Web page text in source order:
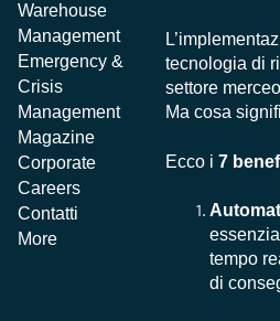
Warehouse
Management
Emergency &
Crisis
Management
Magazine
Corporate
Careers
Contatti
More
tecnologia di
settore
Ma cosa
Ecco i 7
tempo
di